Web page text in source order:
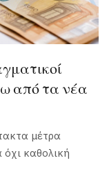
από τα νέα
μέτρα
όχι καθολική